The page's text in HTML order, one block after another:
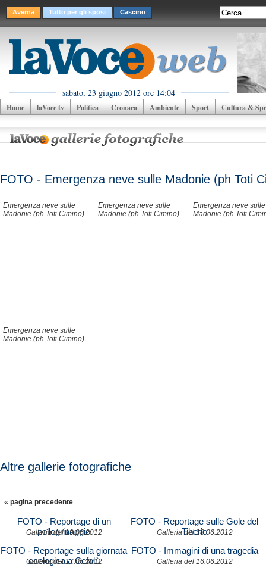
Averna Tutto per gli sposi Cascino
sabato, 23 giugno 2012 ore 14:04
Home laVoce tv Politica Cronaca Ambiente Sport Cultura &
FOTO - Emergenza neve sulle Madonie (ph Toti
Emergenza neve sulle
Madonie (ph Toti Cimino)
Emergenza neve sulle
Madonie (ph Toti Cimino)
Emergenza neve sulle
Madonie (ph Toti
Emergenza neve sulle
Madonie (ph Toti Cimino)
Altre gallerie fotografiche
« pagina precedente
FOTO - Reportage di un
pellegrinaggio
Galleria del 19.06.2012
FOTO - Reportage sulle Gole del
Tiberio
Galleria del 18.06.2012
FOTO - Reportage sulla giornata
ecologica a Cefalù
Galleria del 17.06.2012
FOTO - Immagini di una tragedia
Galleria del 16.06.2012